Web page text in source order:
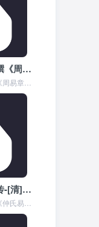
乾卦文言传-[清]翟均廉撰《周易章句证异•卷九》
【周易十翼】乾卦文言传-[清]毛奇龄撰《仲氏易•卷三》